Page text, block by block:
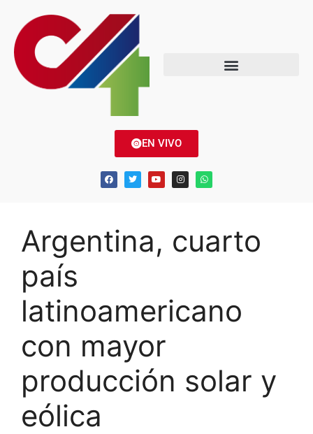
EN VIVO
Argentina, cuarto
país
latinoamericano
con mayor
producción solar y
eólica